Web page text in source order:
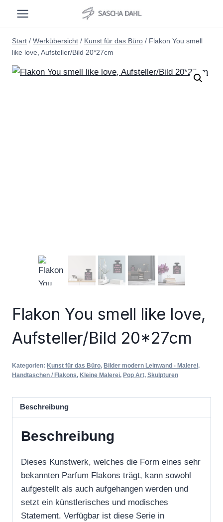
Inhalt
Start / Werkübersicht / Kunst für das Büro / Flakon You smell
like love, Aufsteller/Bild 20*27cm
Flakon You smell like love,
Aufsteller/Bild 20*27cm
Kategorien: Kunst für das Büro, Bilder modern Leinwand - Malerei,
Handtaschen / Flakons, Kleine Malerei, Pop Art, Skulpturen
Beschreibung
Beschreibung
Dieses Kunstwerk, welches die Form eines sehr
bekannten Parfum Flakons trägt, kann sowohl
aufgestellt als auch aufgehangen werden und
setzt ein künstlerisches und modisches
Statement. Verfügbar ist diese Serie in